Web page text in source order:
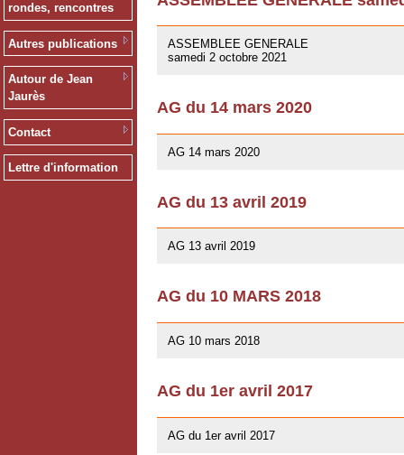
rondes, rencontres
Autres publications
Autour de Jean
Jaurès
Contact
Lettre d'information
ASSEMBLEE GENERALE
samedi 2 octobre 2021
AG du 14 mars 2020
AG 14 mars 2020
AG du 13 avril 2019
AG 13 avril 2019
AG du 10 MARS 2018
AG 10 mars 2018
AG du 1er avril 2017
AG du 1er avril 2017